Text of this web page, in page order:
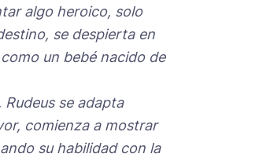
algo heroico, solo
se despierta en
un bebé nacido de
se adapta
comienza a mostrar
su habilidad con la